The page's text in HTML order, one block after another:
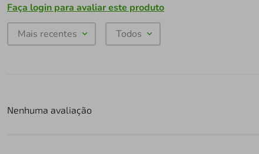
Faça login para avaliar este produto
Mais recentes Todos
Nenhuma avaliação